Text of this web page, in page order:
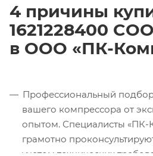
4 причины
1621228400
в ООО «ПК-
Профессиональный подбор
вашего компрессора от
опытом. Специалисты «ПК-
грамотно